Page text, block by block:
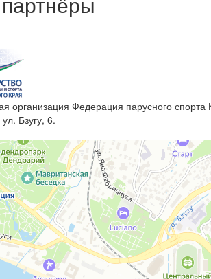
организация Федерация парусного спорта
Бзугу, 6.